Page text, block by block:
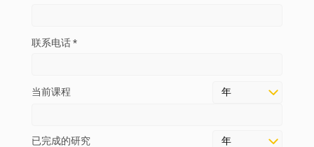
联系电话 *
当前课程
已完成的研究